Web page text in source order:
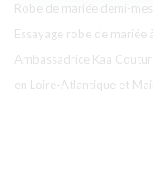
Robe de mariée demi-
Essayage robe de mariée
Ambassadrice Kaa
en Loire-Atlantique et